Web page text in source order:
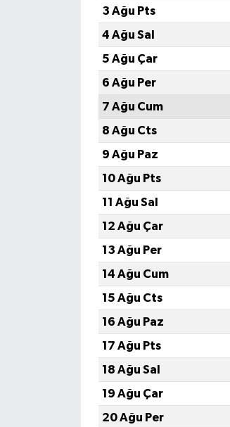
3 Ağu Pts
4 Ağu Sal
5 Ağu Çar
6 Ağu Per
7 Ağu Cum
8 Ağu Cts
9 Ağu Paz
10 Ağu Pts
11 Ağu Sal
12 Ağu Çar
13 Ağu Per
14 Ağu Cum
15 Ağu Cts
16 Ağu Paz
17 Ağu Pts
18 Ağu Sal
19 Ağu Çar
20 Ağu Per